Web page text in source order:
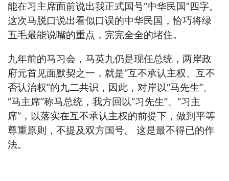
能在习主席面前说出我正式国号“中华民国”四字。
这次马脱口说出看似口误的中华民国，恰巧将绿
五毛最能说嘴的重点，完完全全的堵住。
九年前的马习会，马英九仍是现任总统，两岸政
府元首见面默契之一，就是“互不承认主权、互不
否认治权”的九二共识，因此，对岸以“马先生”、
“马主席”称马总统，我方回以“习先生”、“习主
席”，以落实在互不承认主权的前提下，做到平等
尊重原则，不提及双方国号。 这是最不得已的作
法。